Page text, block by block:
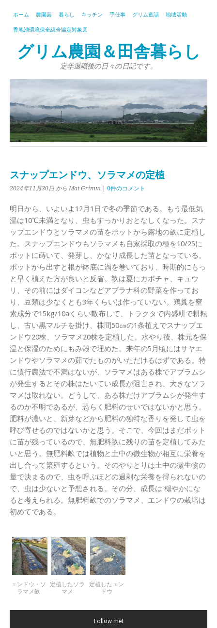
ホーム 農園芸 暮らし キッチン 手仕事 グリム童話 地域活動
香地池環境保全組合協定対象図
グリム農園＆田舎暮らし
定年退職後の日々の日記です。
スナップエンドウ、ソラマメの定植
2024年11月30日 から Mat Grimm 0件のコメント
明日から、いよいよ12月1日で冬の季節である。もう最低気
温は10℃未満となり、虫もすっかりおとなしくなった。スナ
ップエンドウとソラマメの苗をポットから露地の畝に定植し
た。スナップエンドウもソラマメも自家採取の種を10/25に
ポットに蒔いて、発芽し、かなり成長した苗となっている。
ポットから出すと根が鉢底に渦を巻いており、時期的にもっ
と早く植えた方が良いと反省。畝は夏にカボチャ、キュウ
リ、その前にはダイコンなどアブラナ科の野菜を作ってお
り、豆類は少なくとも3年くらいは作っていない。鶏糞を窒
素成分で15kg/10aくらい散布して、トラクタで内盛耕で耕耘
し、古い黒マルチを掛け、株間50㎝の1条植えでスナップエ
ンドウ20株、ソラマメ20株を定植した。水やり後、株元を保
温と保湿のためにもみ殻で埋めた。来年の5月頃にはサヤエ
ンドウやソラマメの茹でたものがいただけるはずである。特
に慣行農法で不満はないが、ソラマメはある株でアブラムシ
が発生するとその株はたいてい成長が阻害され、大きなソラ
マメは取れない。どうして、ある株だけアブラムシが発生す
るのか不明であるが、恐らく肥料のせいではないかと思う。
肥料が濃いと、新芽などから肥料の独特な香りを発して虫を
呼び寄せるのではないかと思う。そこで、今回はまだポット
に苗が残っているので、無肥料畝に残りの苗を定植してみた
いと思う。無肥料畝では植物と土中の微生物が相互に栄養を
出し合って繁殖するという。そのやりとりは土中の微生物の
量で決まるので、虫を呼ぶほどの過剰な栄養を得られないの
で、虫は少ないと予想される。その分、成長は 穏やかにな
ると考えられる。無肥料畝でのソラマメ、エンドウの栽培は
初めてである。
エンドウ・ソ
ラマメ畝
定植したソラ
マメ
定植したエン
ドウ
Follow me!